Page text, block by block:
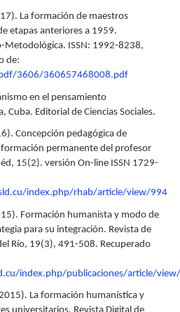
La formación de maestros
etapas anteriores a 1959.
Metodológica. ISSN: 1992-8238,
de:
3606/360657468008.pdf
en el pensamiento
Cuba. Editorial de Ciencias Sociales.
Concepción pedagógica de
permanente del profesor
15(2). versión On-line ISSN 1729-
index.php/rhab/article/view/994
Formación humanista y modo de
para su integración. Revista de
Río, 19(3), 491-508. Recuperado
index.php/publicaciones/article/
La formación humanística y